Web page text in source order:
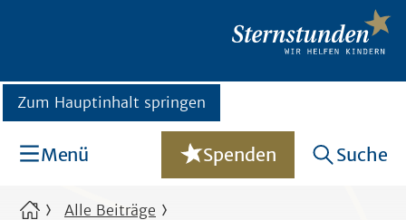
Zum Hauptinhalt springen
Menü Spenden Suche
Alle Beiträge